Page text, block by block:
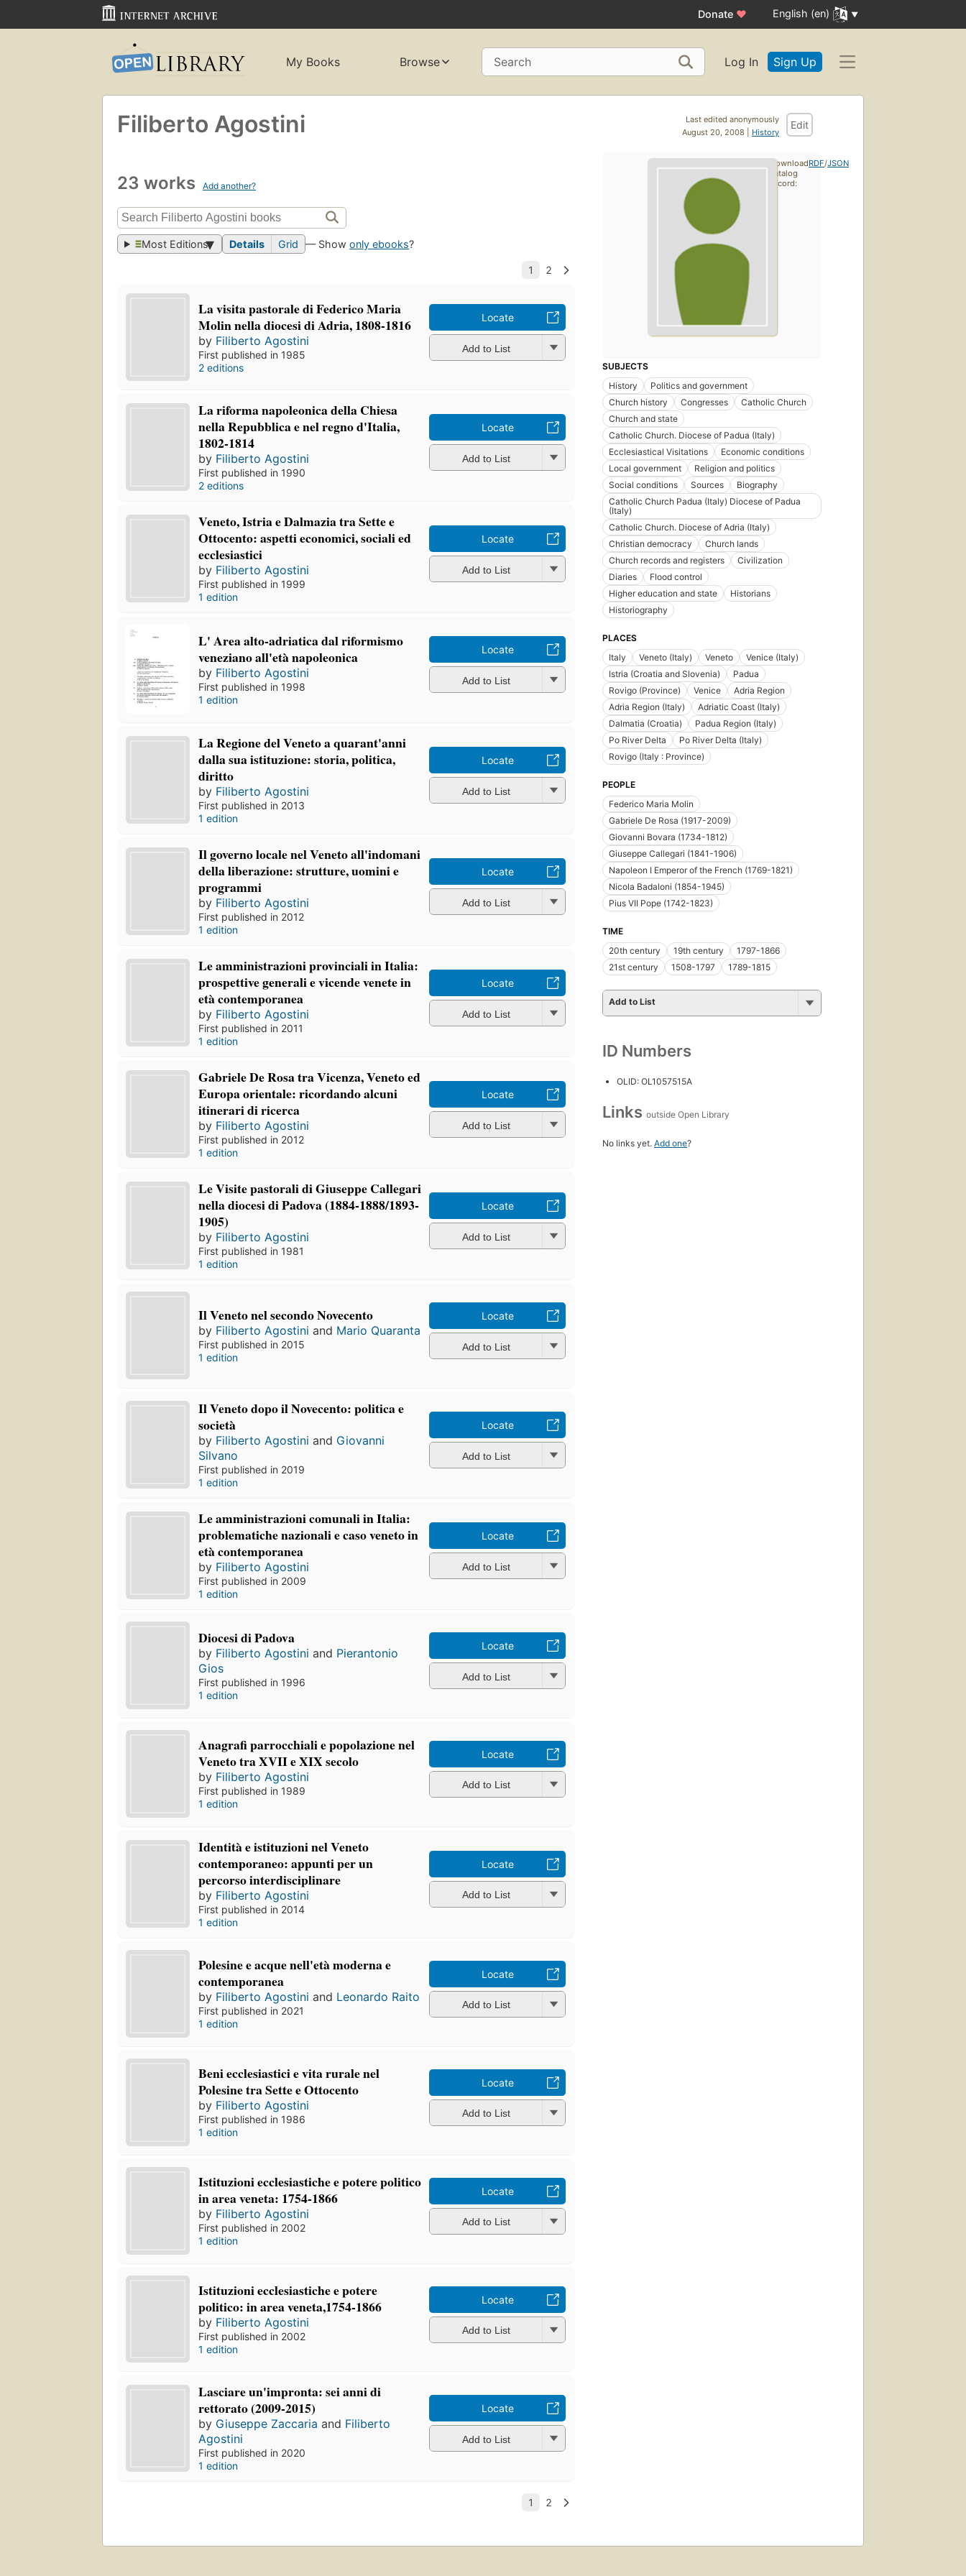
Donate ♥ English (en)
My Books Browse Search Log In Sign Up
Last edited anonymously
August 20, 2008 | History
Edit
Filiberto Agostini
23 works Add another?
Most Editions Details Grid — Showonly ebooks?
La visita pastorale di Federico Maria
Molin nella diocesi di Adria, 1808-1816
by Filiberto Agostini
First published in 1985
2 editions
Locate
Add to List
La riforma napoleonica della Chiesa
nella Repubblica e nel regno d'Italia,
1802-1814
by Filiberto Agostini
First published in 1990
2 editions
Locate
Add to List
Veneto, Istria e Dalmazia tra Sette e
Ottocento: aspetti economici, sociali ed
ecclesiastici
by Filiberto Agostini
First published in 1999
1 edition
Locate
Add to List
L' Area alto-adriatica dal riformismo
veneziano all'età napoleonica
by Filiberto Agostini
First published in 1998
1 edition
Locate
Add to List
La Regione del Veneto a quarant'anni
dalla sua istituzione: storia, politica,
diritto
by Filiberto Agostini
First published in 2013
1 edition
Locate
Add to List
Il governo locale nel Veneto all'indomani
della liberazione: strutture, uomini e
programmi
by Filiberto Agostini
First published in 2012
1 edition
Locate
Add to List
Le amministrazioni provinciali in Italia:
prospettive generali e vicende venete in
età contemporanea
by Filiberto Agostini
First published in 2011
1 edition
Locate
Add to List
Gabriele De Rosa tra Vicenza, Veneto ed
Europa orientale: ricordando alcuni
itinerari di ricerca
by Filiberto Agostini
First published in 2012
1 edition
Locate
Add to List
Le Visite pastorali di Giuseppe Callegari
nella diocesi di Padova (1884-1888/1893-
1905)
by Filiberto Agostini
First published in 1981
1 edition
Locate
Add to List
Il Veneto nel secondo Novecento
by Filiberto Agostini and Mario Quaranta
First published in 2015
1 edition
Locate
Add to List
Il Veneto dopo il Novecento: politica e
società
by Filiberto Agostini and Giovanni
Silvano
First published in 2019
1 edition
Locate
Add to List
Le amministrazioni comunali in Italia:
problematiche nazionali e caso veneto in
età contemporanea
by Filiberto Agostini
First published in 2009
1 edition
Locate
Add to List
Diocesi di Padova
by Filiberto Agostini and Pierantonio
Gios
First published in 1996
1 edition
Locate
Add to List
Anagrafi parrocchiali e popolazione nel
Veneto tra XVII e XIX secolo
by Filiberto Agostini
First published in 1989
1 edition
Locate
Add to List
Identità e istituzioni nel Veneto
contemporaneo: appunti per un
percorso interdisciplinare
by Filiberto Agostini
First published in 2014
1 edition
Locate
Add to List
Polesine e acque nell'età moderna e
contemporanea
by Filiberto Agostini and Leonardo Raito
First published in 2021
1 edition
Locate
Add to List
Beni ecclesiastici e vita rurale nel
Polesine tra Sette e Ottocento
by Filiberto Agostini
First published in 1986
1 edition
Locate
Add to List
Istituzioni ecclesiastiche e potere politico
in area veneta: 1754-1866
by Filiberto Agostini
First published in 2002
1 edition
Locate
Add to List
Istituzioni ecclesiastiche e potere
politico: in area veneta,1754-1866
by Filiberto Agostini
First published in 2002
1 edition
Locate
Add to List
Lasciare un'impronta: sei anni di
rettorato (2009-2015)
by Giuseppe Zaccaria and Filiberto
Agostini
First published in 2020
1 edition
Locate
Add to List
SUBJECTS
History
Politics and government
Church history
Congresses
Catholic Church
Church and state
Catholic Church. Diocese of Padua (Italy)
Ecclesiastical Visitations
Economic conditions
Local government
Religion and politics
Social conditions
Sources
Biography
Catholic Church Padua (Italy) Diocese of Padua
(Italy)
Catholic Church. Diocese of Adria (Italy)
Christian democracy
Church lands
Church records and registers
Civilization
Diaries
Flood control
Higher education and state
Historians
Historiography
PLACES
Italy
Veneto (Italy) Veneto
Venice (Italy)
Istria (Croatia and Slovenia)
Padua
Rovigo (Province)
Venice
Adria Region
Adria Region (Italy)
Adriatic Coast (Italy)
Dalmatia (Croatia)
Padua Region (Italy)
Po River Delta
Po River Delta (Italy)
Rovigo (Italy : Province)
PEOPLE
Federico Maria Molin
Gabriele De Rosa (1917-2009)
Giovanni Bovara (1734-1812)
Giuseppe Callegari (1841-1906)
Napoleon I Emperor of the French (1769-1821)
Nicola Badaloni (1854-1945)
Pius VII Pope (1742-1823)
TIME
20th century
19th century
1797-1866
21st century
1508-1797 1789-1815
Add to List
ID Numbers
OLID: OL1057515A
Links outside Open Library
No links yet. Add one?
Download
catalog
record:
RDF/JSON